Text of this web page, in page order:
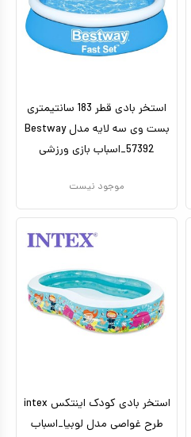
استخر بادی قطر 183 سانتیمتری
بست‌ وی سه لایه مدل Bestway
57392_اسباب بازی ورزشی
موجود نیست
استخر بادی کودک اینتکس intex
طرح غواصی مدل لوبیا_اسباب